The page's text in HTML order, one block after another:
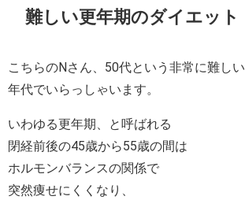
難しい更年期のダイエット
こちらのNさん、50代という非常に難しい
年代でいらっしゃいます。
いわゆる更年期、と呼ばれる
閉経前後の45歳から55歳の間は
ホルモンバランスの関係で
突然痩せにくくなり、